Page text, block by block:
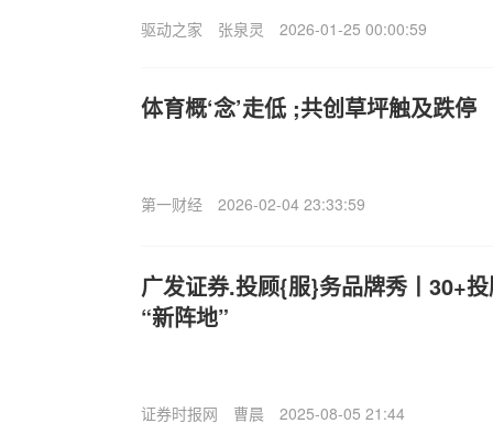
驱动之家 张泉灵 2026-01-25 00:00:59
体育概‘念’走低 ;共创草坪触及跌停
第一财经 2026-02-04 23:33:59
广发证券.投顾{服}务品牌秀丨30+
“新阵地”
证券时报网 曹晨 2025-08-05 21:44